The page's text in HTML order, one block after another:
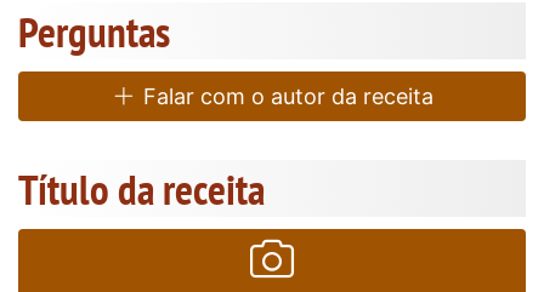
Perguntas
Falar com o autor da receita
Título da receita